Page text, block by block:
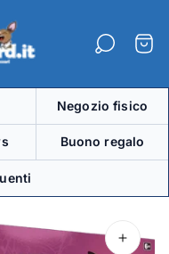
Negozio fisico
Buono regalo